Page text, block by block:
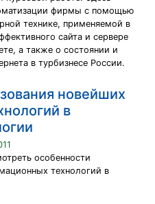
фирмы с помощью
технике, применяемой в
сайта и сервере
а также о состоянии и
в турбизнесе России.
новейших
в
особенности
технологий в